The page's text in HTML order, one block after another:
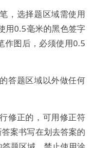
，选择题区域需使用
用0.5毫米的黑色签字
作图后，必须使用0.5
答题区域以外做任何
修正的，可用修正符
案书写在划去答案的